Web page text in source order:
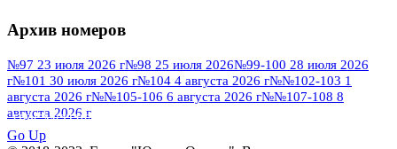
№95 7 августа 2012 г
№95 28 июля 2016 г №95+96 3 августа
2013 г№96 6 июля 2017 г№96 9 августа
2012 г №96 28 июля 2015 г
№96+97 30 июля 2016 г
Архив номеров
№97 23 июля 2026 г№98 25 июля 2026№99-100 28 июля 2026
г№101 30 июля 2026 г№104 4 августа 2026 г№№102-103 1
августа 2026 г№№105-106 6 августа 2026 г№№107-108 8
августа 2026 г
ПОСМОТРЕТЬ ВСЕ
Go Up